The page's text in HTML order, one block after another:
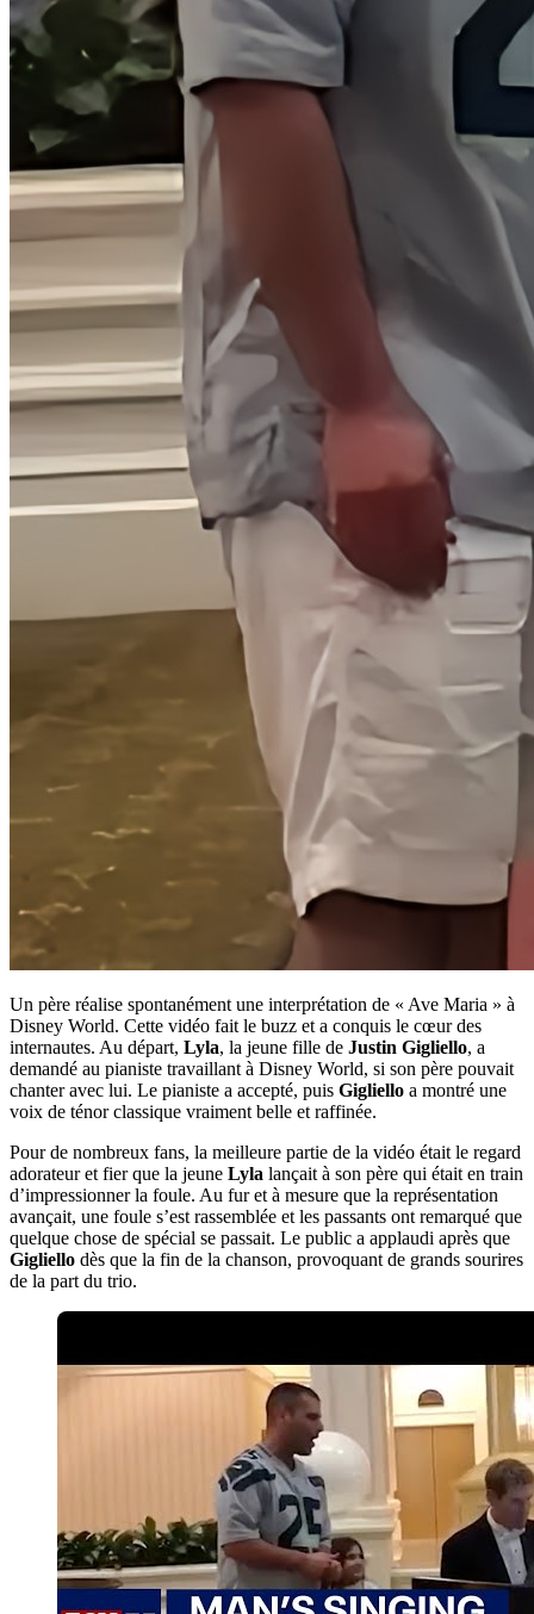
Un père réalise spontanément une interprétation de « Ave Maria » à
Disney World. Cette vidéo fait le buzz et a conquis le cœur des
internautes. Au départ, Lyla, la jeune fille de Justin Gigliello, a
demandé au pianiste travaillant à Disney World, si son père pouvait
chanter avec lui. Le pianiste a accepté, puis Gigliello a montré une
voix de ténor classique vraiment belle et raffinée.
Pour de nombreux fans, la meilleure partie de la vidéo était le regard
adorateur et fier que la jeune Lyla lançait à son père qui était en train
d’impressionner la foule. Au fur et à mesure que la représentation
avançait, une foule s’est rassemblée et les passants ont remarqué que
quelque chose de spécial se passait. Le public a applaudi après que
Gigliello dès que la fin de la chanson, provoquant de grands sourires
de la part du trio.